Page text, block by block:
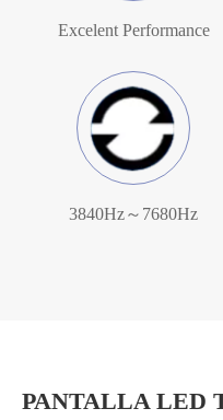
Excelent Performance
3840Hz～7680Hz
PANTALLA LED